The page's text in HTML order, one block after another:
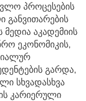
პროცესების
განვითარების
აკადემიის
ეკონომიკის,
გარდა,
სხვადასხვა
კარიერული